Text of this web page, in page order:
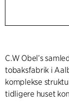
C.W Obel’s
tobaksfabrik i
komplekse
tidligere huset